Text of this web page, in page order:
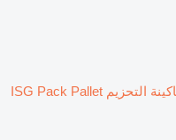
جديدة ماكينة التحزيم ISG Pack Pallet